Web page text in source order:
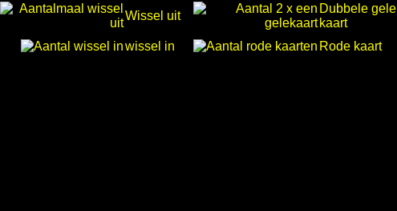
Wissel uit
Dubbele gele
kaart
wissel in Rode kaart